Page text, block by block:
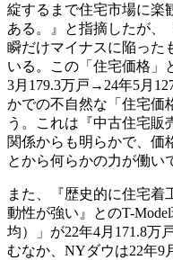
綻するまで住宅市場に楽
ある。』と指摘したが、
瞬だけマイナスに陥った
いる。この「住宅価格」
3月179.3万戸→24年5月
かでの不自然な「住宅価
う。これは『中古住宅販
関係からも明らかで、価
とから何らかの力が働い
また、『歴史的に住宅着
動性が強い』とのT-
均）」が22年4月171.8万
むなか、NYダウは22年9